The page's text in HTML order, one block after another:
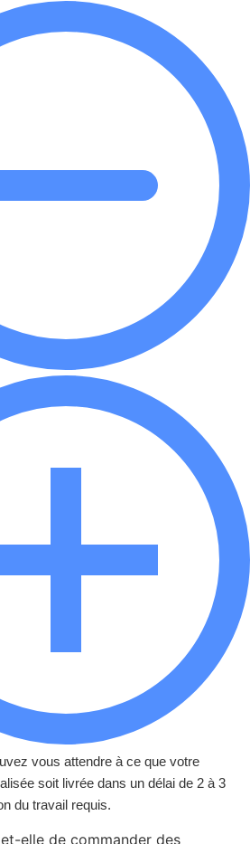
intensifier
de
?
en sorte que votre
et qu'il ait l'aspect
Si vous êtes intéressé par
des boîtes de bière
pas à appeler Bonito
nous dès aujourd'hui pour
prix.
vous attendre à ce que votre
soit livrée dans un délai de 2 à 3
du travail requis.
elle de commander des